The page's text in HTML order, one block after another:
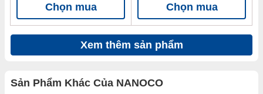
Chọn mua Chọn mua
Xem thêm sản phẩm
Sản Phẩm Khác Của NANOCO